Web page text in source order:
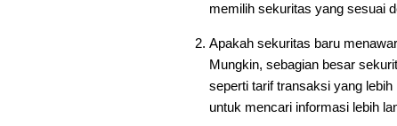
memilih sekuritas yang sesuai
Apakah sekuritas baru
Mungkin, sebagian besar
seperti tarif transaksi yang
untuk mencari informasi lebih